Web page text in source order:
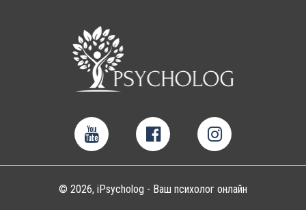
© 2026, iPsycholog - Ваш психолог онлайн